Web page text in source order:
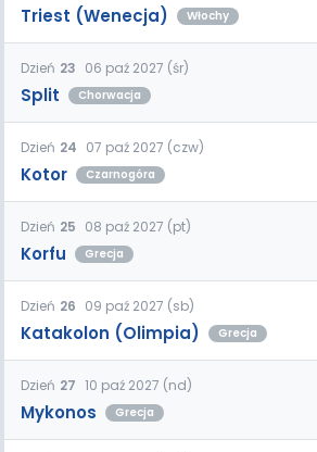
Triest (Wenecja) Włochy
Dzień 23 06 paź 2027 (śr)
Split Chorwacja
Dzień 24 07 paź 2027 (czw)
Kotor Czarnogóra
Dzień 25 08 paź 2027 (pt)
Korfu Grecja
Dzień 26 09 paź 2027 (sb)
Katakolon (Olimpia) Grecja
Dzień 27 10 paź 2027 (nd)
Mykonos Grecja